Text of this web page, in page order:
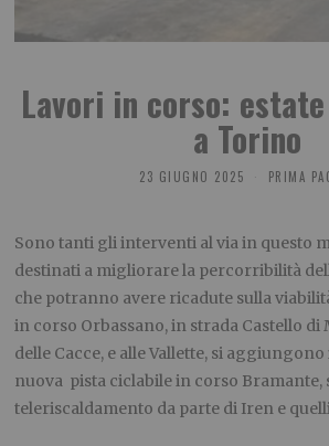
Lavori in corso:
a Torino
23 GIUGNO 2025 PRIMA
Sono tanti gli interventi al via in questo
destinati a migliorare la percorribilità
che potranno avere ricadute sulla
in corso Orbassano, in strada Castello
delle Cacce, e alle Vallette, si
nuova pista ciclabile in corso Bramante,
teleriscaldamento da parte di Iren e